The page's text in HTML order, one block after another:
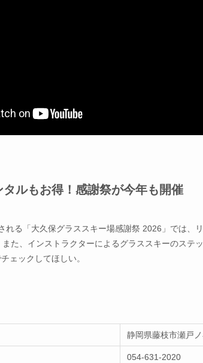
タルもお得！感謝祭が今年も開催
れる「大久保グラススキー場感謝祭 2026」では、
た、インストラクターによるグラススキーのステ
ェックしてほしい。
静岡県藤枝市瀬戸
054-631-2020